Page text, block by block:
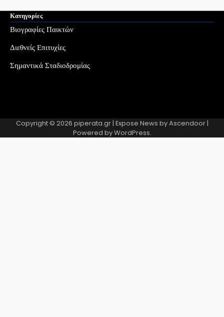
Κατηγορίες
Βιογραφίες Παικτών
Διεθνείς Επιτυχίες
Σημαντικά Σταδιοδρομίας
Copyright © 2026 piperata.gr| Expose News byAscendoor|
Powered byWordPress.